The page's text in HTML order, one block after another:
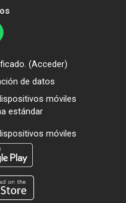
(Acceder)
de datos
móviles
estándar
móviles